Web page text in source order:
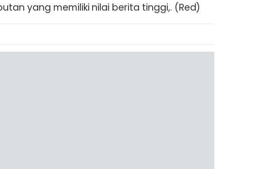
yang memiliki nilai berita tinggi,. (Red)